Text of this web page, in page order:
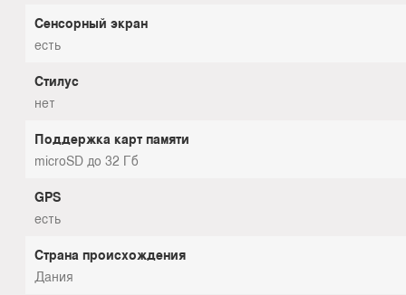
Сенсорный экран
есть
Стилус
нет
Поддержка карт памяти
microSD до 32 Гб
GPS
есть
Страна происхождения
Дания